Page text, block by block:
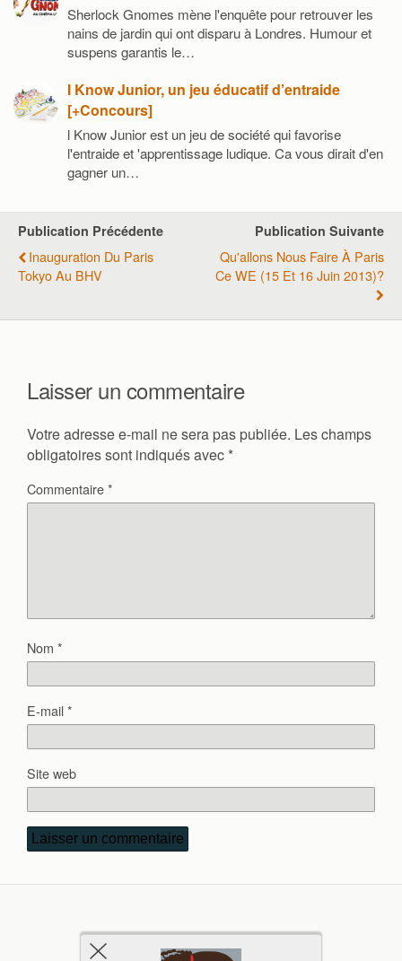
Sherlock Gnomes mène l'enquête pour retrouver les
nains de jardin qui ont disparu à Londres. Humour et
suspens garantis le…
I Know Junior, un jeu éducatif d’entraide
[+Concours]
l Know Junior est un jeu de société qui favorise
l'entraide et 'apprentissage ludique. Ca vous dirait d'en
gagner un…
Publication Précédente
Inauguration Du Paris
Tokyo Au BHV
Publication Suivante
Qu'allons Nous Faire À Paris
Ce WE (15 Et 16 Juin 2013)?
Laisser un commentaire
Votre adresse e-mail ne sera pas publiée. Les champs
obligatoires sont indiqués avec *
Commentaire*
Nom *
E-mail*
Site web
Retour au début